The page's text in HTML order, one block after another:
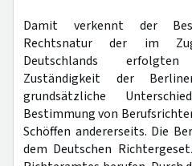
Damit verkennt der
Rechtsnatur der im
Deutschlands
Zuständigkeit der
grundsätzliche
Bestimmung von
Schöffen andererseits. Die
dem Deutschen